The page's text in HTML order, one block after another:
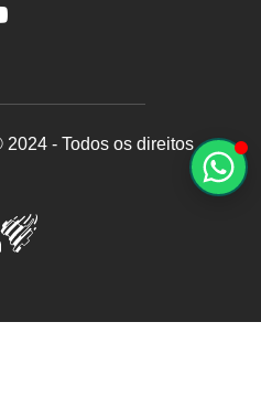
YouTube
- Todos os direitos